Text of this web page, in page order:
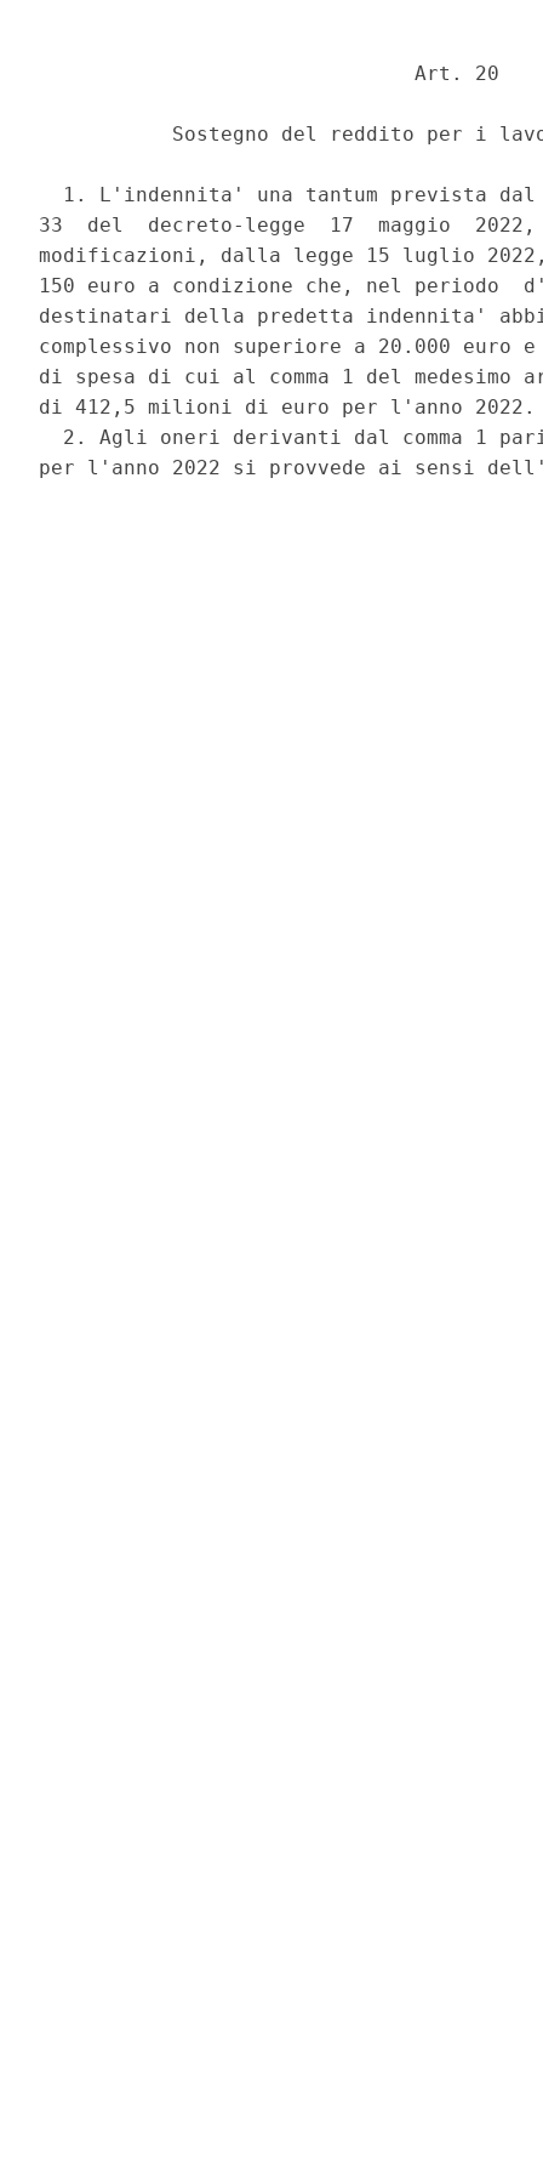
                               Art. 20
Sostegno del reddito per i
1. L'indennita' una tantum prevista
33  del  decreto-legge  17  maggio
modificazioni, dalla legge 15 luglio
150 euro a condizione che, nel periodo
destinatari della predetta indennita'
complessivo non superiore a 20.000 euro
di spesa di cui al comma 1 del
di 412,5 milioni di euro per l'anno
2. Agli oneri derivanti dal comma 1